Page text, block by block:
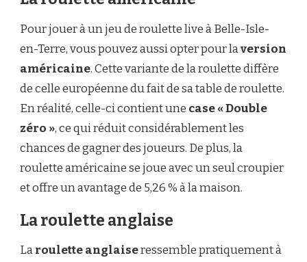
Pour jouer à un jeu de roulette live à Belle-Isle-
en-Terre, vous pouvez aussi opter pour laversion
américaine. Cette variante de la roulette diffère
de celle européenne du fait de sa table de roulette.
En réalité, celle-ci contient une case « Double
zéro », ce qui réduit considérablement les
chances de gagner des joueurs. De plus, la
roulette américaine se joue avec un seul croupier
et offre un avantage de 5,26 % à la maison.
La roulette anglaise
Laroulette anglaiseressemble pratiquement à